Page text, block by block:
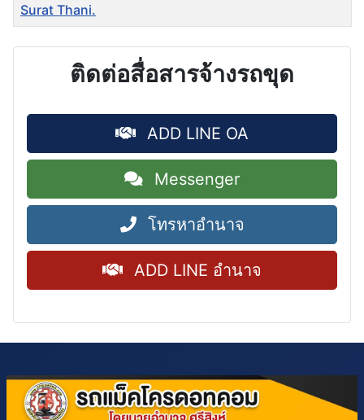
Surat Thani.
ติดต่อสื่อสารจ้างรถขุด
ADD LINE OA
Messenger
โทรหาอำนาจ
ADD LINE อำนาจ